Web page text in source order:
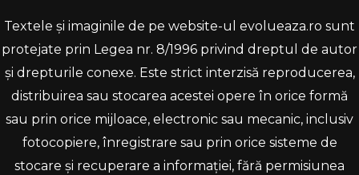
Textele și imaginile de pe website-ul evolueaza.ro sunt
protejate prin Legea nr. 8/1996 privind dreptul de autor
și drepturile conexe. Este strict interzisă reproducerea,
distribuirea sau stocarea acestei opere în orice formă
sau prin orice mijloace, electronic sau mecanic, inclusiv
fotocopiere, înregistrare sau prin orice sisteme de
stocare și recuperare a informației, fără permisiunea